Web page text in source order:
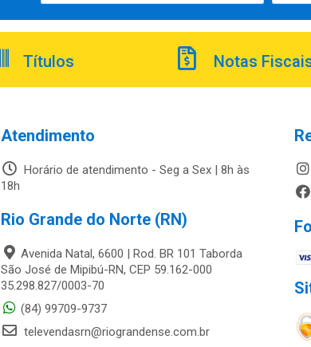
Títulos Notas
Atendimento
Horário de atendimento - Seg a Sex | 8h às
18h
Rio Grande do Norte (RN)
Avenida Natal, 6600 | Rod. BR 101 Taborda
São José de Mipibú-RN, CEP 59.162-000
35.298.827/0003-70
(84) 99709-9737
televendasrn@riograndense.com.br